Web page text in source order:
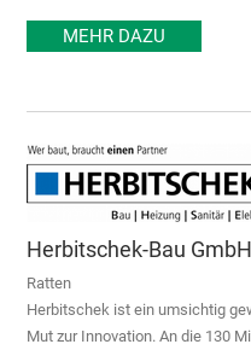
MEHR DAZU
Herbitschek-Bau GmbH
Ratten
Herbitschek ist ein umsichtig
Mut zur Innovation. An die 130